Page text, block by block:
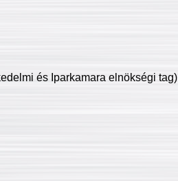
és Iparkamara elnökségi tag)